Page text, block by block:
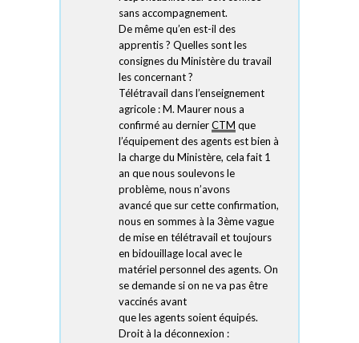
sans accompagnement.
De même qu’en est-il des
apprentis ? Quelles sont les
consignes du Ministère du travail
les concernant ?
Télétravail dans l’enseignement
agricole : M. Maurer nous a
confirmé au dernierCTM que
l’équipement des agents est bien à
la charge du Ministère, cela fait 1
an que nous soulevons le
problème, nous n’avons
avancé que sur cette confirmation,
nous en sommes à la 3ème vague
de mise en télétravail et toujours
en bidouillage local avec le
matériel personnel des agents. On
se demande si on ne va pas être
vaccinés avant
que les agents soient équipés.
Droit à la déconnexion :